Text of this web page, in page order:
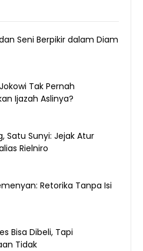
Seni Berpikir dalam Diam
Tak Pernah
Ijazah Aslinya?
Satu Sunyi: Jejak Atur
Rielniro
Retorika Tanpa Isi
Bisa Dibeli, Tapi
Tidak